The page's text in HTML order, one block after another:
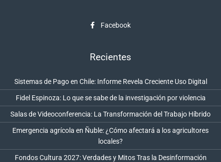
Facebook
Recientes
Sistemas de Pago en Chile: Informe Revela Creciente Uso Digital
Fidel Espinoza: Lo que se sabe de la investigación por violencia
Salas de Videoconferencia: La Transformación del Trabajo Híbrido
Emergencia agrícola en Ñuble: ¿Cómo afectará a los agricultores
locales?
Fondos Cultura 2027: Verdades y Mitos Tras la Desinformación